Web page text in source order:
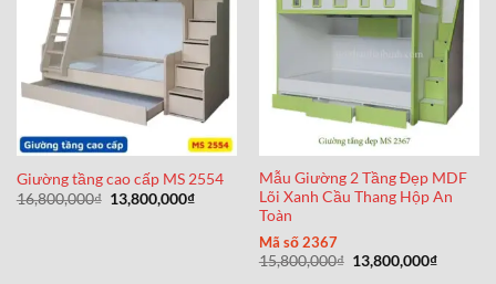
Giường tầng cao cấp MS 2554
16,800,000₫ Giá
gốc
13,800,000₫Giá
13,800,000₫.
Mẫu Giường 2 Tầng Đẹp MDF
Lõi Xanh Cầu Thang Hộp An
Toàn
Mã số 2367
15,800,000₫ Giá
gốc
13,800,000₫Giá